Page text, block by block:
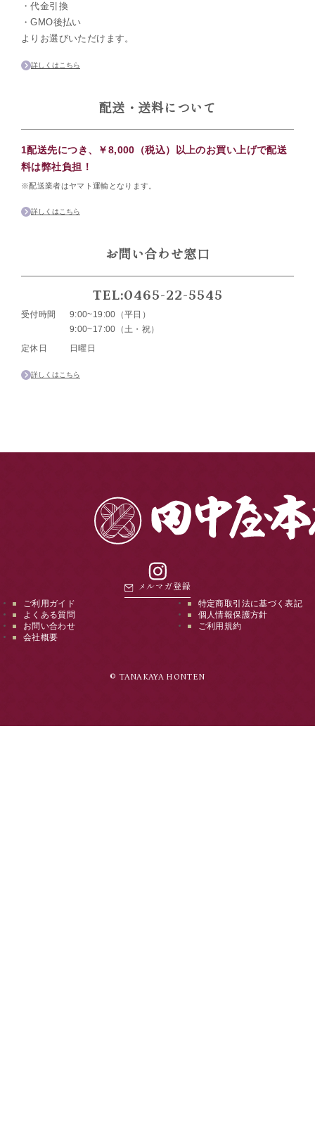
・代金引換
・GMO後払い
よりお選びいただけます。
詳しくはこちら
配送・送料について
1配送先につき、￥8,000（税込）以上のお買い上げで配送
料は弊社負担！
※配送業者はヤマト運輸となります。
詳しくはこちら
お問い合わせ窓口
TEL:0465-22-5545
受付時間
9:00~19:00（平日）
9:00~17:00（土・祝）
定休日
日曜日
詳しくはこちら
instagram
メルマガ登録
ご利用ガイド
よくある質問
お問い合わせ
会社概要
特定商取引法に基づく表記
個人情報保護方針
ご利用規約
© TANAKAYA HONTEN